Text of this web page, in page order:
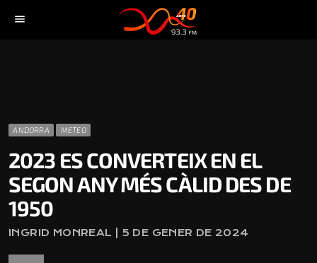
menu
ANDORRA METEO
2023 ES CONVERTEIX EN EL
SEGON ANY MÉS CÀLID DES DE
1950
INGRID MONREAL | 5 DE GENER DE 2024